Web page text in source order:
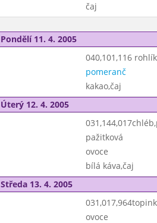
čaj
Pondělí 11. 4. 2005
040,101,116
pomeranč
kakao,čaj
Úterý 12. 4. 2005
pažitková
ovoce
bílá káva,čaj
Středa 13. 4. 2005
ovoce